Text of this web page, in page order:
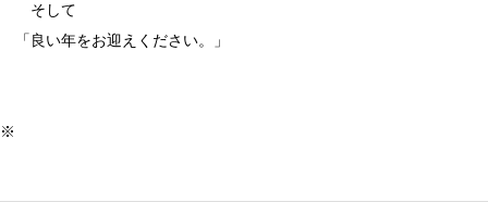
そして
「良い年をお迎えください。」
※